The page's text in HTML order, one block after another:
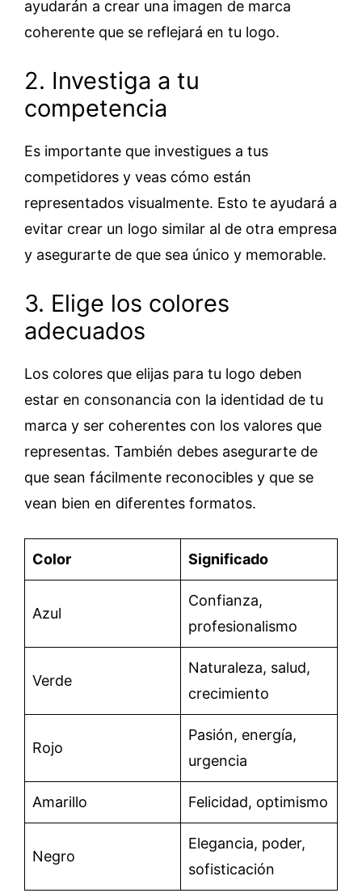
ayudarán a crear una imagen de marca
coherente que se reflejará en tu logo.
2. Investiga a tu
competencia
Es importante que investigues a tus
competidores y veas cómo están
representados visualmente. Esto te ayudará a
evitar crear un logo similar al de otra empresa
y asegurarte de que sea único y memorable.
3. Elige los colores
adecuados
Los colores que elijas para tu logo deben
estar en consonancia con la identidad de tu
marca y ser coherentes con los valores que
representas. También debes asegurarte de
que sean fácilmente reconocibles y que se
vean bien en diferentes formatos.
Color Significado
Azul
Confianza,
profesionalismo
Verde
Naturaleza, salud,
crecimiento
Rojo
Pasión, energía,
urgencia
Amarillo Felicidad, optimismo
Negro
Elegancia, poder,
sofisticación